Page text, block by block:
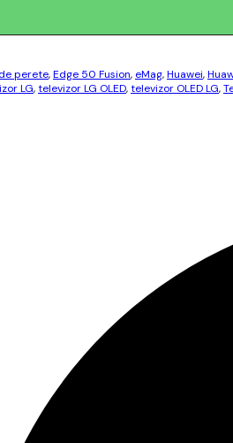
perete,Edge 50 Fusion, eMag,Huawei,
LG,televizor LG OLED,televizor OLED LG,